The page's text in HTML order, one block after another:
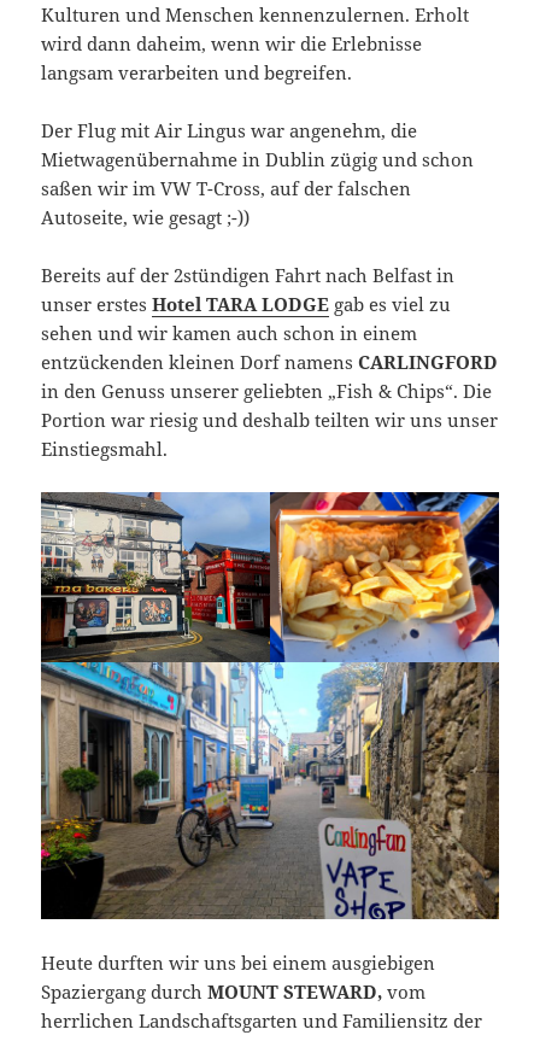
Kulturen und Menschen kennenzulernen. Erholt
wird dann daheim, wenn wir die Erlebnisse
langsam verarbeiten und begreifen.
Der Flug mit Air Lingus war angenehm, die
Mietwagenübernahme in Dublin zügig und schon
saßen wir im VW T-Cross, auf der falschen
Autoseite, wie gesagt ;-))
Bereits auf der 2stündigen Fahrt nach Belfast in
unser erstesHotel TARA LODGE gab es viel zu
sehen und wir kamen auch schon in einem
entzückenden kleinen Dorf namensCARLINGFORD
in den Genuss unserer geliebten „Fish & Chips“. Die
Portion war riesig und deshalb teilten wir uns unser
Einstiegsmahl.
Heute durften wir uns bei einem ausgiebigen
Spaziergang durchMOUNT STEWARD,vom
herrlichen Landschaftsgarten und Familiensitz der